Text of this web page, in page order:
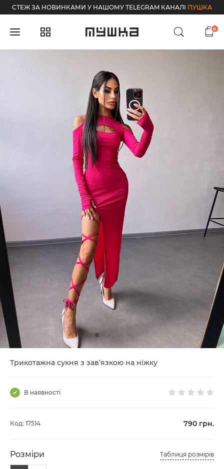
СТЕЖ ЗА НОВИНКАМИ У НАШОМУ TELEGRAM КАНАЛІ ПУШКА
0
Трикотажна сукня з зав’язкою на ніжку
В наявності
Код: 17514 790 грн.
Розміри Таблиця розмірів